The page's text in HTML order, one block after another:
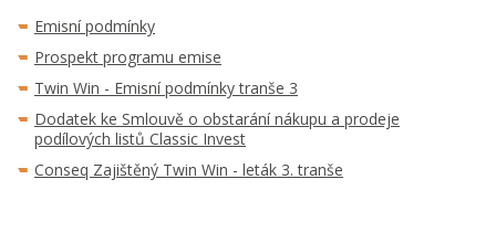
Emisní podmínky
Prospekt programu emise
Twin Win - Emisní podmínky tranše 3
Dodatek ke Smlouvě o obstarání nákupu a prodeje
podílových listů Classic Invest
Conseq Zajištěný Twin Win - leták 3. tranše